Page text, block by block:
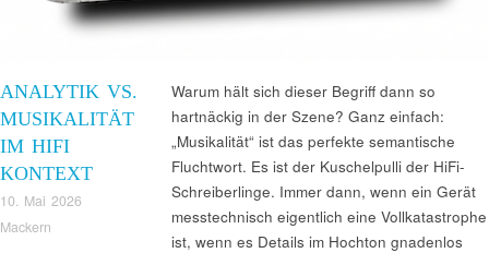
ANALYTIK VS.
MUSIKALITÄT
IM HIFI
KONTEXT
10. Mai 2026
Mackern
Warum hält sich dieser Begriff dann so
hartnäckig in der Szene? Ganz einfach:
„Musikalität“ ist das perfekte semantische
Fluchtwort. Es ist der Kuschelpulli der HiFi-
Schreiberlinge. Immer dann, wenn ein Gerät
messtechnisch eigentlich eine Vollkatastrophe
ist, wenn es Details im Hochton gnadenlos